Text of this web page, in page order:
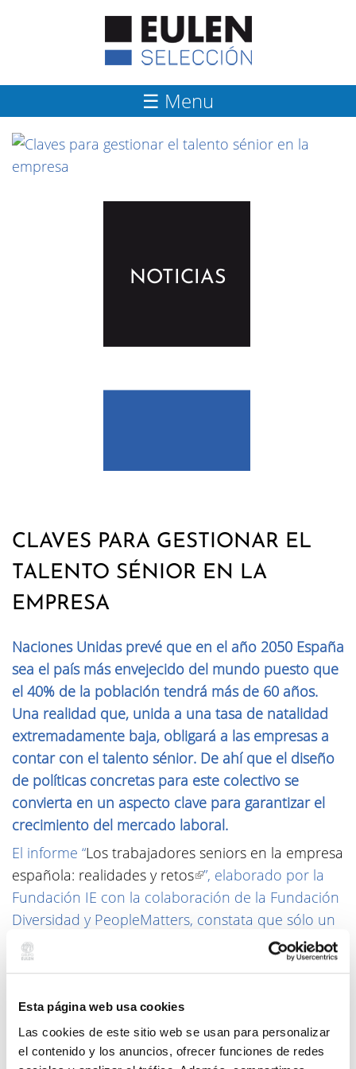
Esta página web usa cookies
Las cookies de este sitio web se usan para personalizar
el contenido y los anuncios, ofrecer funciones de redes
☰ Menu
NOTICIAS
CLAVES PARA GESTIONAR EL
TALENTO SÉNIOR EN LA
EMPRESA
Naciones Unidas prevé que en el año 2050 España
sea el país más envejecido del mundo puesto que
el 40% de la población tendrá más de 60 años.
Una realidad que, unida a una tasa de natalidad
extremadamente baja, obligará a las empresas a
contar con el talento sénior. De ahí que el diseño
de políticas concretas para este colectivo se
convierta en un aspecto clave para garantizar el
crecimiento del mercado laboral.
El informe “Los trabajadores seniors en la empresa
española: realidades y retos(link is external)
”, elaborado por la
Fundación IE con la colaboración de la Fundación
Diversidad y PeopleMatters, constata que sólo un
17,39% del total de empleados en las empresas
encuestadas es mayor de 55 años. Se trata de un
un 42,3% tiene estudios universitarios y un 11%
tiene estudios de postgrado. Del total, un 8%
ocupa puestos de alta dirección y predominan los